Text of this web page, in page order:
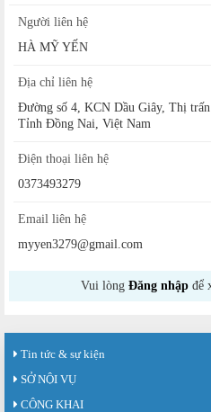
Người liên hệ
HÀ MỸ YẾN
Địa chỉ liên hệ
Đường số 4, KCN Dầu Giây, Thị
Tỉnh Đồng Nai, Việt Nam
Điện thoại liên hệ
0373493279
Email liên hệ
myyen3279@gmail.com
Vui lòng Đăng nhập để
Tin tức & sự kiện
SỞ NỘI VỤ
CÔNG KHAI